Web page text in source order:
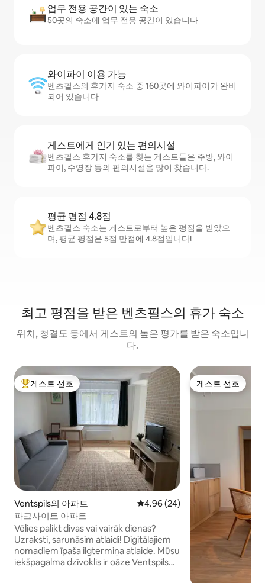
업무 전용 공간이 있는 숙소
50곳의 숙소에 업무 전용 공간이 있습니다
와이파이 이용 가능
벤츠필스의 휴가지 숙소 중 160곳에 와이파이가 완비
되어 있습니다
게스트에게 인기 있는 편의시설
벤츠필스 휴가지 숙소를 찾는 게스트들은 주방, 와이
파이, 수영장 등의 편의시설을 많이 찾습니다.
평균 평점 4.8점
벤츠필스 숙소는 게스트로부터 높은 평점을 받았으
며, 평균 평점은 5점 만점에 4.8점입니다!
최고 평점을 받은 벤츠필스의 휴가 숙소
위치, 청결도 등에서 게스트의 높은 평가를 받은 숙소입니
다.
상위 게스트 선호
게스트 선호
Ventspils의 아파트 평점 4.96점(5점 만점), 후기 24
4.96 (24)
파크사이트 아파트
Vēlies palikt divas vai vairāk dienas?
Uzraksti, sarunāsim atlaidi! Digitālajiem
nomadiem īpaša ilgtermiņa atlaide. Mūsu
iekšpagalma dzīvoklis ir oāze Ventspils
게스트 선호
게스트 선호